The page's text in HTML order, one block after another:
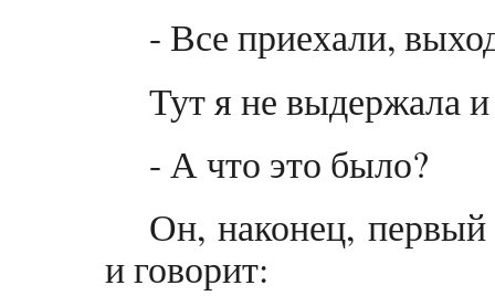
- Все приехали,
Тут я не выдержала
- А что это было?
Он, наконец,
и говорит: